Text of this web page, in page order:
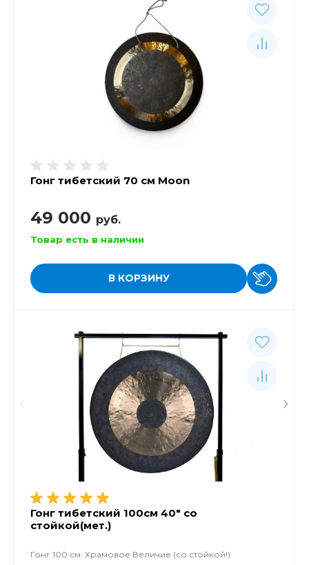
Гонг тибетский 70 см Moon
49 000 руб.
Товар есть в наличии
В КОРЗИНУ
Гонг тибетский 100см 40" со
стойкой(мет.)
Гонг 100 см: Храмовое Величие (со стойкой!)